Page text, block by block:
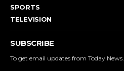
SPORTS
TELEVISION
SUBSCRIBE
To get email updates from Today News.